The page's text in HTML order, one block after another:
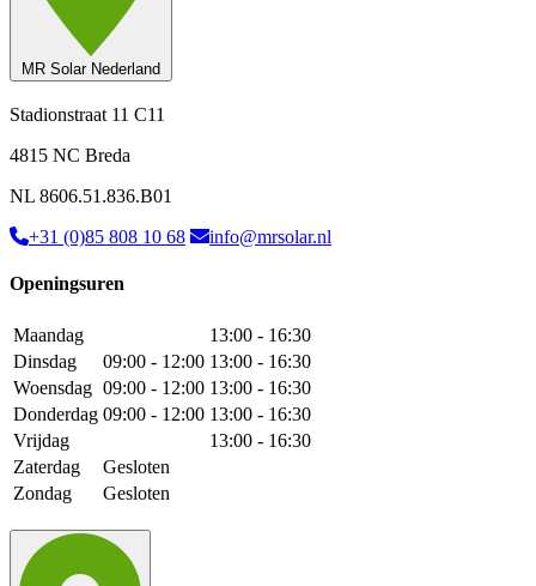
MR Solar Nederland
Stadionstraat 11 C11
4815 NC Breda
NL 8606.51.836.B01
+31 (0)85 808 10 68
info@mrsolar.nl
Openingsuren
Maandag
13:00 - 16:30
Dinsdag
09:00 - 12:00 13:00 - 16:30
Woensdag 09:00 - 12:00 13:00 - 16:30
Donderdag 09:00 - 12:00 13:00 - 16:30
Vrijdag
13:00 - 16:30
Zaterdag
Gesloten
Zondag
Gesloten